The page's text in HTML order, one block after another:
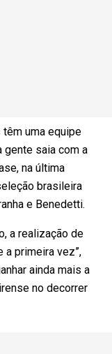
têm uma equipe
gente saia com a
na última
brasileira
e Benedetti.
a realização de
a primeira vez”,
ainda mais a
no decorrer